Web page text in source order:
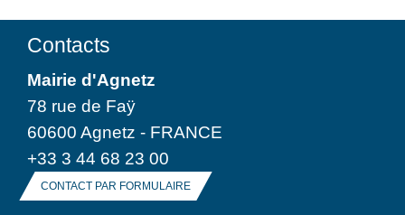
Contacts
Mairie d'Agnetz
78 rue de Faÿ
60600 Agnetz - FRANCE
+33 3 44 68 23 00
CONTACT PAR FORMULAIRE